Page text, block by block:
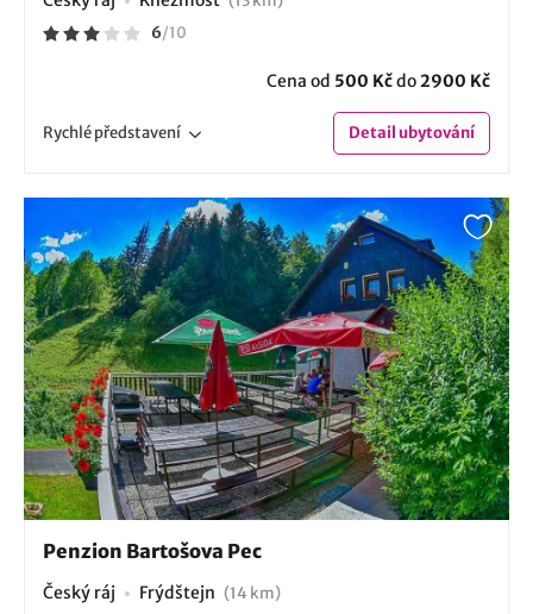
6/10
Cena od 500 Kčdo2900 Kč
Rychlépředstavení Detailubytování
Penzion Bartošova Pec
Český ráj Frýdštejn (14 km)